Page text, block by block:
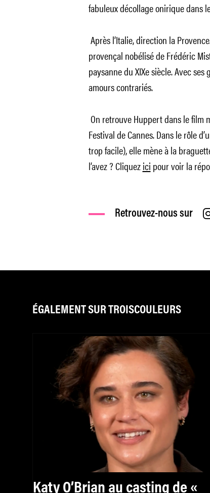
fabuleux décollage onirique dans
Après l’Italie, direction la
provençal nobélisé de Frédéric
paysanne du XIXe siècle. Avec
amours contrariés.
On retrouve Huppert dans le film
Festival de Cannes. Dans le rôle
trop facile), elle mène à la
l’avez ? Cliquezici pour voir la
Retrouvez-nous sur
ÉGALEMENT SUR TROISCOULEURS
Katy O’Brian au casting de «